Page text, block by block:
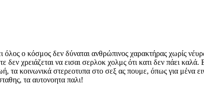
ο κόσμος δεν δύναται ανθρώπινος χαρακτήρας χωρίς
χρειάζεται να εισαι σερλοκ χολμς ότι κατι δεν πάει καλά.
κοινωνικά στερεοτυπα στο σεξ ας πουμε, όπως για μένα
τα αυτονοητα παλι!